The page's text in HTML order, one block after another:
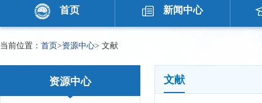
首页 新闻中心
当前位置： 首页>资源中心> 文献
资源中心 文献